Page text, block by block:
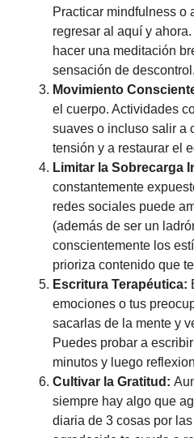
Practicar mindfulness o
regresar al aquí y
hacer una meditación
sensación de descontrol.
Movimiento
el cuerpo. Actividades
suaves o incluso salir a
tensión y a restaurar el
Limitar la Sobrecarga
constantemente
redes sociales puede
(además de ser un
conscientemente los
prioriza contenido que
Escritura Terapéutica:
emociones o tus
sacarlas de la mente y
Puedes probar a
minutos y luego
Cultivar la Gratitud:
siempre hay algo que
diaria de 3 cosas por